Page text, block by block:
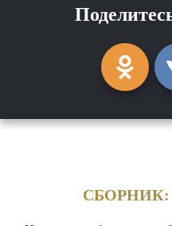
СБОРНИК: